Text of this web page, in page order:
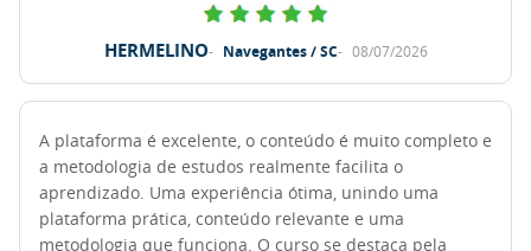
HERMELINO Navegantes / SC 08/07/2026
A plataforma é excelente, o conteúdo é muito completo e
a metodologia de estudos realmente facilita o
aprendizado. Uma experiência ótima, unindo uma
plataforma prática, conteúdo relevante e uma
metodologia que funciona. O curso se destaca pela